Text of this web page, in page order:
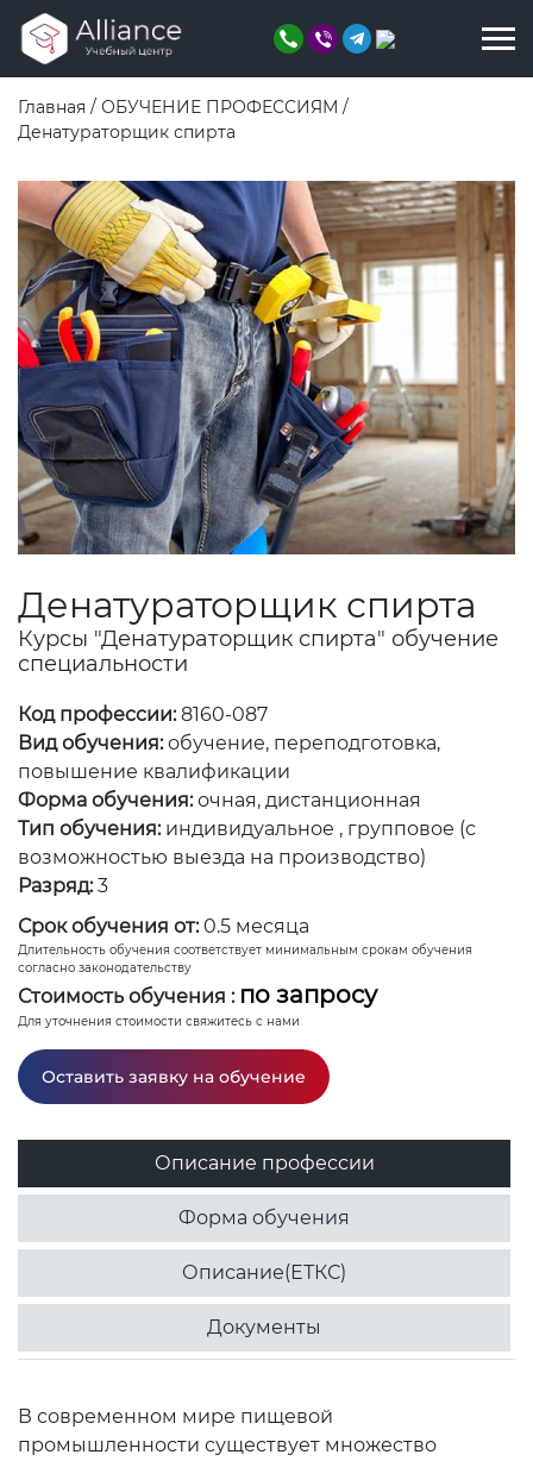
Главная / ОБУЧЕНИЕ ПРОФЕССИЯМ /
Денатураторщик спирта
Денатураторщик спирта
Курсы "Денатураторщик спирта" обучение
специальности
Код профессии:8160-087
Вид обучения: обучение, переподготовка,
повышение квалификации
Форма обучения: очная, дистанционная
Тип обучения: индивидуальное , групповое (с
возможностью выезда на производство)
Разряд: 3
Срок обучения от: 0.5 месяца
Длительность обучения соответствует минимальным срокам обучения
согласно законодательству
Стоимость обучения : по запросу
Для уточнения стоимости свяжитесь с нами
Оставить заявку на обучение
Описание профессии
Форма обучения
Описание(ЕТКС)
Документы
В современном мире пищевой
промышленности существует множество